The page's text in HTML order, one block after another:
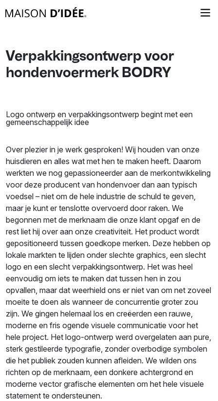
Verpakkingsontwerp voor
hondenvoermerk BODRY
Logo ontwerp en verpakkingsontwerp begint met een
gemeenschappelijk idee
Over plezier in je werk gesproken! Wij houden van onze
huisdieren en alles wat met hen te maken heeft. Daarom
werkten we nog gepassioneerder aan de merkontwikkeling
voor deze producent van hondenvoer dan aan typisch
voedsel – niet om de hele industrie de schuld te geven,
maar je kunt er tenslotte overvoerd door raken. We
begonnen met de merknaam die onze klant opgaf en de
rest liet hij over aan onze creativiteit. Het product wordt
gepositioneerd tussen goedkope merken. Deze hebben op
lokale markten te lijden onder slechte graphics, een slecht
logo en een slecht verpakkingsontwerp. Het was heel
eenvoudig om iets te maken dat tussen hen in zou
opvallen, maar dat weerhield ons er niet van om net zoveel
moeite te doen als wanneer de concurrentie groter zou
zijn. We gingen helemaal los en creëerden een rauwe,
moderne en fris ogende visuele communicatie voor het
hele project. Het logo-ontwerp werd overgelaten aan pure,
sterk gestileerde typografie, zonder overbodige symbolen
die het publiek zouden kunnen afleiden. We wilden ons
richten op de merknaam, een donkere achtergrond en
moderne vector grafische elementen om het hele visuele
statement te ondersteunen.